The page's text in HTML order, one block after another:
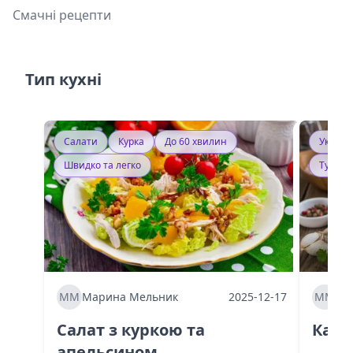
Смачні рецепти
Тип кухні
Салати Курка
До 60 хвилин
Швидко та легко
ММ Марина Мельник 2025-12-17
Салат з куркою та
ММ